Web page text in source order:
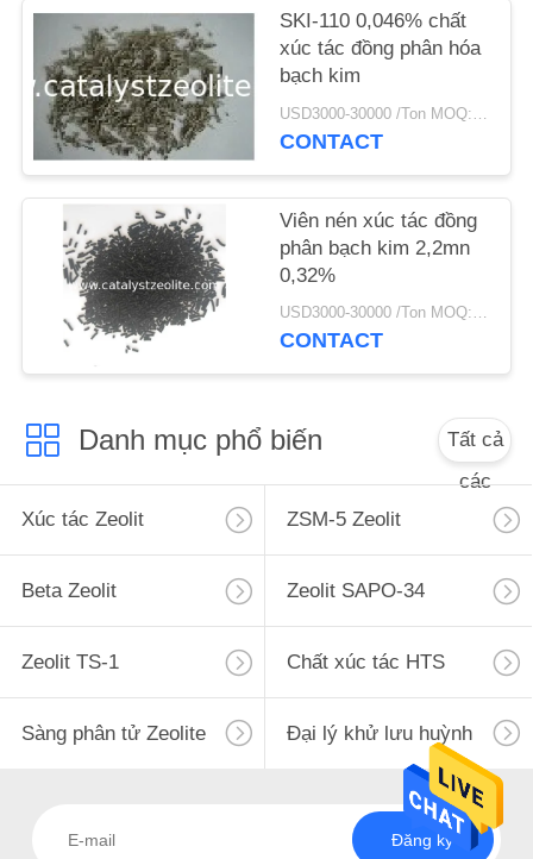
HỢP
SƠ
ĐỒ
TRANG
WEB
PRIVACY
POLICY
SKI-110 0,046% chất
xúc tác đồng phân hóa
bạch kim
USD3000-30000 /Ton MOQ:1 kg
CONTACT
Viên nén xúc tác đồng
phân bạch kim 2,2mn
0,32%
USD3000-30000 /Ton MOQ:1 kg
CONTACT
Danh mục phổ biến
Tất cả
các
Xúc tác Zeolit
ZSM-5 Zeolit
Beta Zeolit Zeolit ​​SAPO-34
Zeolit ​​TS-1 Chất xúc tác HTS
Sàng phân tử Zeolite Đại lý khử lưu huỳnh
Đăng ký